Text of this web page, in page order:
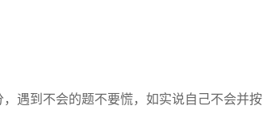
遇到不会的题不要慌，如实说自己不会并按